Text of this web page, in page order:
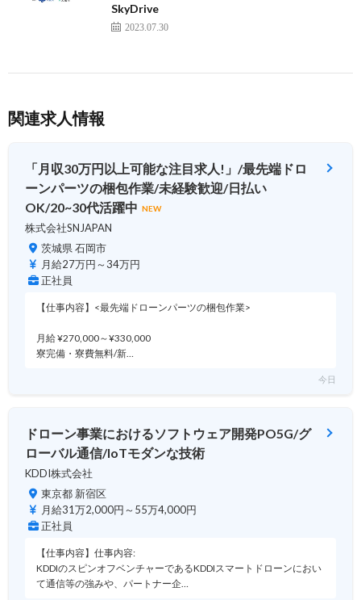
SkyDrive
2023.07.30
関連求人情報
「月収30万円以上可能な注目求人!」/最先端ドロ
ーンパーツの梱包作業/未経験歓迎/日払い
OK/20~30代活躍中 NEW
株式会社SNJAPAN
茨城県 石岡市
月給27万円～34万円
正社員
【仕事内容】<最先端ドローンパーツの梱包作業>
月給 ¥270,000～¥330,000
寮完備・寮費無料/新…
今日
ドローン事業におけるソフトウェア開発PO5G/グ
ローバル通信/IoTモダンな技術
KDDI株式会社
東京都 新宿区
月給31万2,000円～55万4,000円
正社員
【仕事内容】仕事内容:
KDDIのスピンオフベンチャーであるKDDIスマートドローンにおい
て通信等の強みや、パートナー企…